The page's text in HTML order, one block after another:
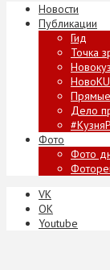
Новости
Публикации
Гид
Точка
Дело
Фото
Фото
VK
ОК
Youtube